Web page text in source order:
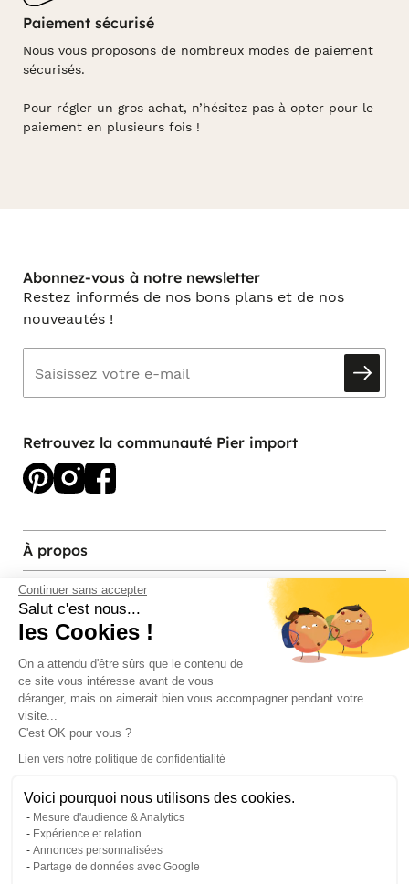
Continuer sans accepter
Salut c'est nous...
les Cookies !
On a attendu d'être sûrs que le contenu de
ce site vous intéresse avant de vous
déranger, mais on aimerait bien vous accompagner pendant votre
visite...
C'est OK pour vous ?
Lien vers notre politique de confidentialité
Voici pourquoi nous utilisons des cookies.
Mesure d'audience & Analytics
Expérience et relation
Annonces personnalisées
Partage de données avec Google
Paiement sécurisé
Nous vous proposons de nombreux modes de paiement
sécurisés.
Pour régler un gros achat, n’hésitez pas à opter pour le
paiement en plusieurs fois !
Abonnez-vous à notre newsletter
Restez informés de nos bons plans et de nos
nouveautés !
Retrouvez la communauté Pier import
À propos
Services et contact
Magasins et Showrooms
Modes de paiement acceptés
© Pier Import2026